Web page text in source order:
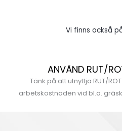
Vi finns också
ANVÄND RUT/
Tänk på att utnyttja RUT/
arbetskostnaden vid bl.a.